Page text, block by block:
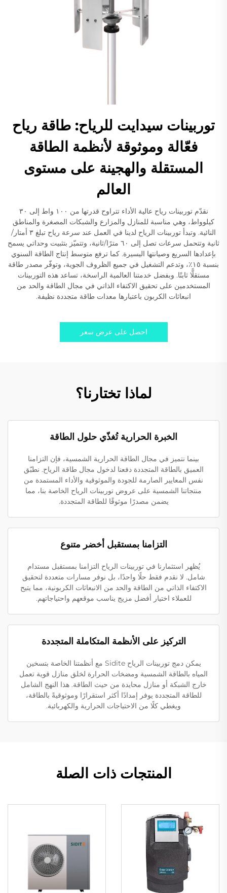
توربينات سيدايت للرياح: طاقة رياح
فعّالة وموثوقة لأنظمة الطاقة
المستقلة والهجينة على مستوى
العالم
نقدّم توربينات رياح عالية الأداء تتراوح قدرتها من ١٠٠ واط إلى ٣٠
كيلوواط، وهي مناسبة للمنازل والمزارع والشبكات المصغرة والمناطق
النائية. وتبدأ توربينات الرياح لدينا في العمل عند سرعة رياح تبلغ ٣ أمتار/
ثانية وتتحمل سرعات تصل إلى ٦٠ مترًا/ثانية، وتتميّز بتثبيت وحداتي يسمح
بإعدادها السريع وصيانتها اليسيرة. كما ترفع متوسط إنتاج الطاقة السنوي
بنسبة ١٥٪، وتدعم التشغيل في جميع الظروف الجوية، وتوفّر مصدر طاقة
مستقلًّا ثابتًا. وبفضل خدمتنا العالمية الراسخة، تساعد هذه التوربينات
المستخدمين على تحقيق الاكتفاء الذاتي في مجال الطاقة والحد من
انبعاثات الكربون باعتبارها معدات طاقة متجددة نظيفة.
احصل على عرض سعر
لماذا تختارنا؟
الخبرة الحرارية تُغذّي حلول الطاقة
بينما نتميز في مجال الطاقة الحرارية الشمسية، فإن التزامنا
العميق بالطاقة المتجددة دفعنا لدخول مجال طاقة الرياح. نطبّق
نفس المعايير الصارمة للجودة والموثوقية والأداء المستمدة من
منتجاتنا الشمسية على عروض توربينات الرياح الخاصة بنا، مما
يضمن مصدرًا موثوقًا للطاقة المتجددة.
التزامنا بمستقبل أخضر متنوع
يُظهر استثمارنا في توربينات الرياح التزامنا بمستقبل مستدام
شامل. لا نقدم فقط حلًا واحدًا، بل نوفر مسارات متعددة لتحقيق
الاكتفاء الذاتي من الطاقة والحد من الانبعاثات الكربونية، مما يتيح
للعملاء اختيار أفضل مزيج يناسب موقعهم واحتياجاتهم.
التركيز على الأنظمة المتكاملة المتجددة
يمكن دمج توربينات الرياح Sidite مع أنظمتنا الخاصة بتسخين
المياه بالطاقة الشمسية ومضخات الحرارة لخلق منازل قوية تعمل
خارج الشبكة أو منازل محايدة من حيث الطاقة. هذا النهج الشامل
للطاقة المتجددة يوفر إمدادًا أكثر استقرارًا وموثوقيةً بالطاقة،
ويغطي كلًا من الاحتياجات الحرارية والكهربائية.
المنتجات ذات الصلة